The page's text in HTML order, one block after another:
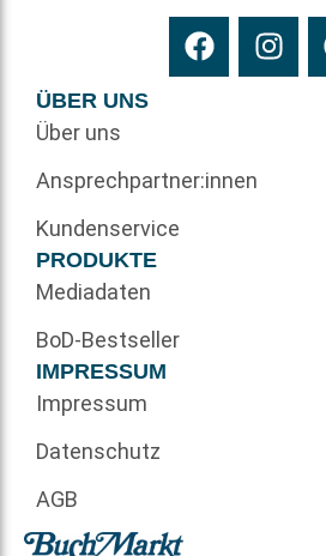
ÜBER UNS
Über uns
Ansprechpartner:innen
Kundenservice
PRODUKTE
Mediadaten
BoD-Bestseller
IMPRESSUM
Impressum
Datenschutz
AGB